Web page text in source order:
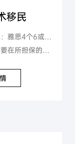
移民
语言要求：雅思4个6或以上